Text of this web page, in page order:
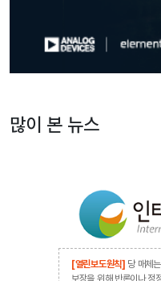
많이 본 뉴스
[열린보도원칙] 당 매체
보장을 위해 반론이나 정